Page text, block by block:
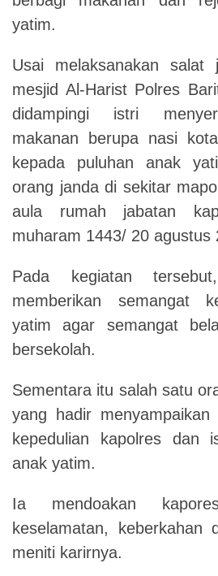
yatim.
Usai melaksanakan salat
mesjid Al-Harist Polres
didampingi istri
makanan berupa nasi
kepada puluhan anak
orang janda di sekitar
aula rumah jabatan
muharam 1443/ 20 agustus
Pada kegiatan
memberikan semangat
yatim agar semangat
bersekolah.
Sementara itu salah satu
yang hadir
kepedulian kapolres dan
anak yatim.
Ia mendoakan
keselamatan, keberkahan
meniti karirnya.